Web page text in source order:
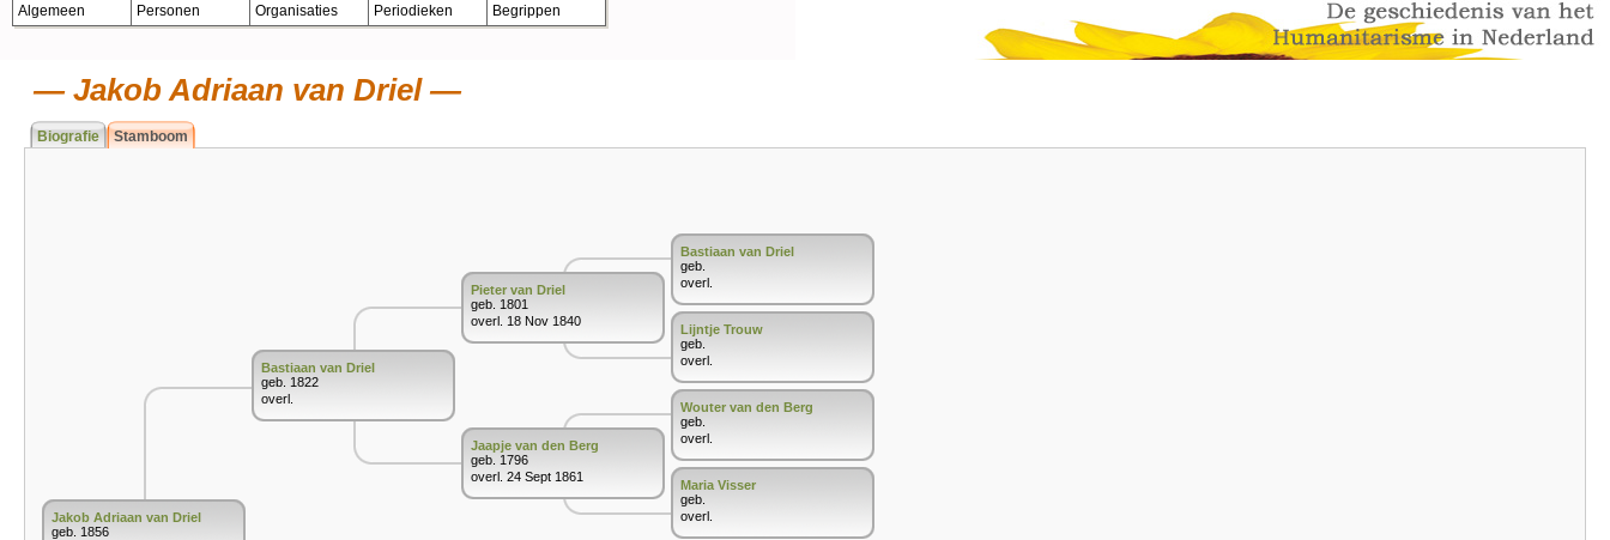
Algemeen Personen Organisaties Periodieken Begrippen
Jakob Adriaan van Driel
Biografie Stamboom
Jakob Adriaan van Driel
geb. 1856
Bastiaan van Driel
geb. 1822
overl.
Pieter van Driel
geb. 1801
overl. 18 Nov 1840
Jaapje van den Berg
geb. 1796
overl. 24 Sept 1861
Bastiaan van Driel
geb.
overl.
Lijntje Trouw
geb.
overl.
Wouter van den Berg
geb.
overl.
Maria Visser
geb.
overl.